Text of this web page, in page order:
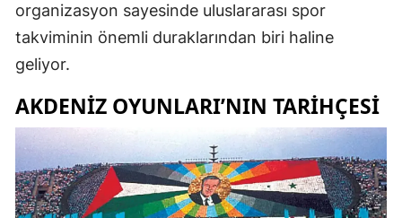
organizasyon sayesinde uluslararası spor
takviminin önemli duraklarından biri haline
geliyor.
AKDENIZ OYUNLARI’NIN TARIHÇESI